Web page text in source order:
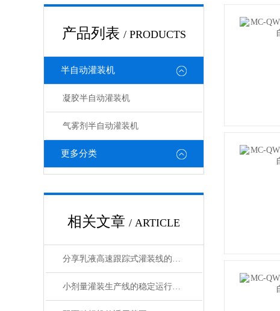
产品列表 / PRODUCTS
半自动灌装机
凝胶半自动灌装机
气雾剂半自动灌装机
更多分类
相关文章 / ARTICLE
分享乳液高速跟踪式灌装线的维护方法
小剂量灌装生产线的稳定运行与维护管理